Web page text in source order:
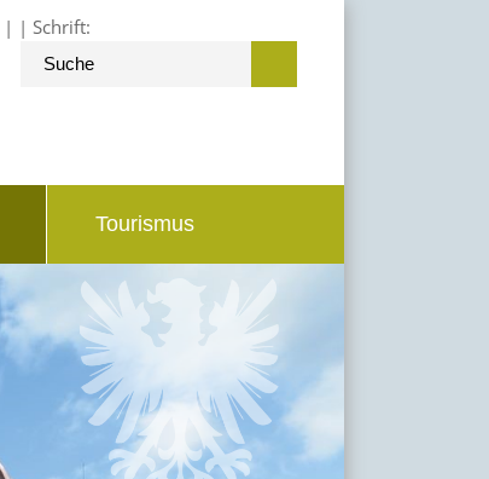
Schrift:
Tourismus